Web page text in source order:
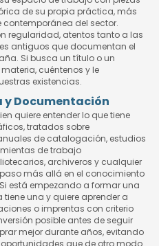
de su propia práctica, más
del sector.
regularidad, atentos tanto a las
antiguos que documentan el
Si busca un título o un
cuéntenos y le
existencias.
Documentación
quiere entender lo que tiene
tratados sobre
de catalogación, estudios
de trabajo
archiveros y cualquier
más allá en el conocimiento
está empezando a formar una
una y quiere aprender a
o imprentas con criterio
posible antes de seguir
mejor durante años, evitando
que de otro modo